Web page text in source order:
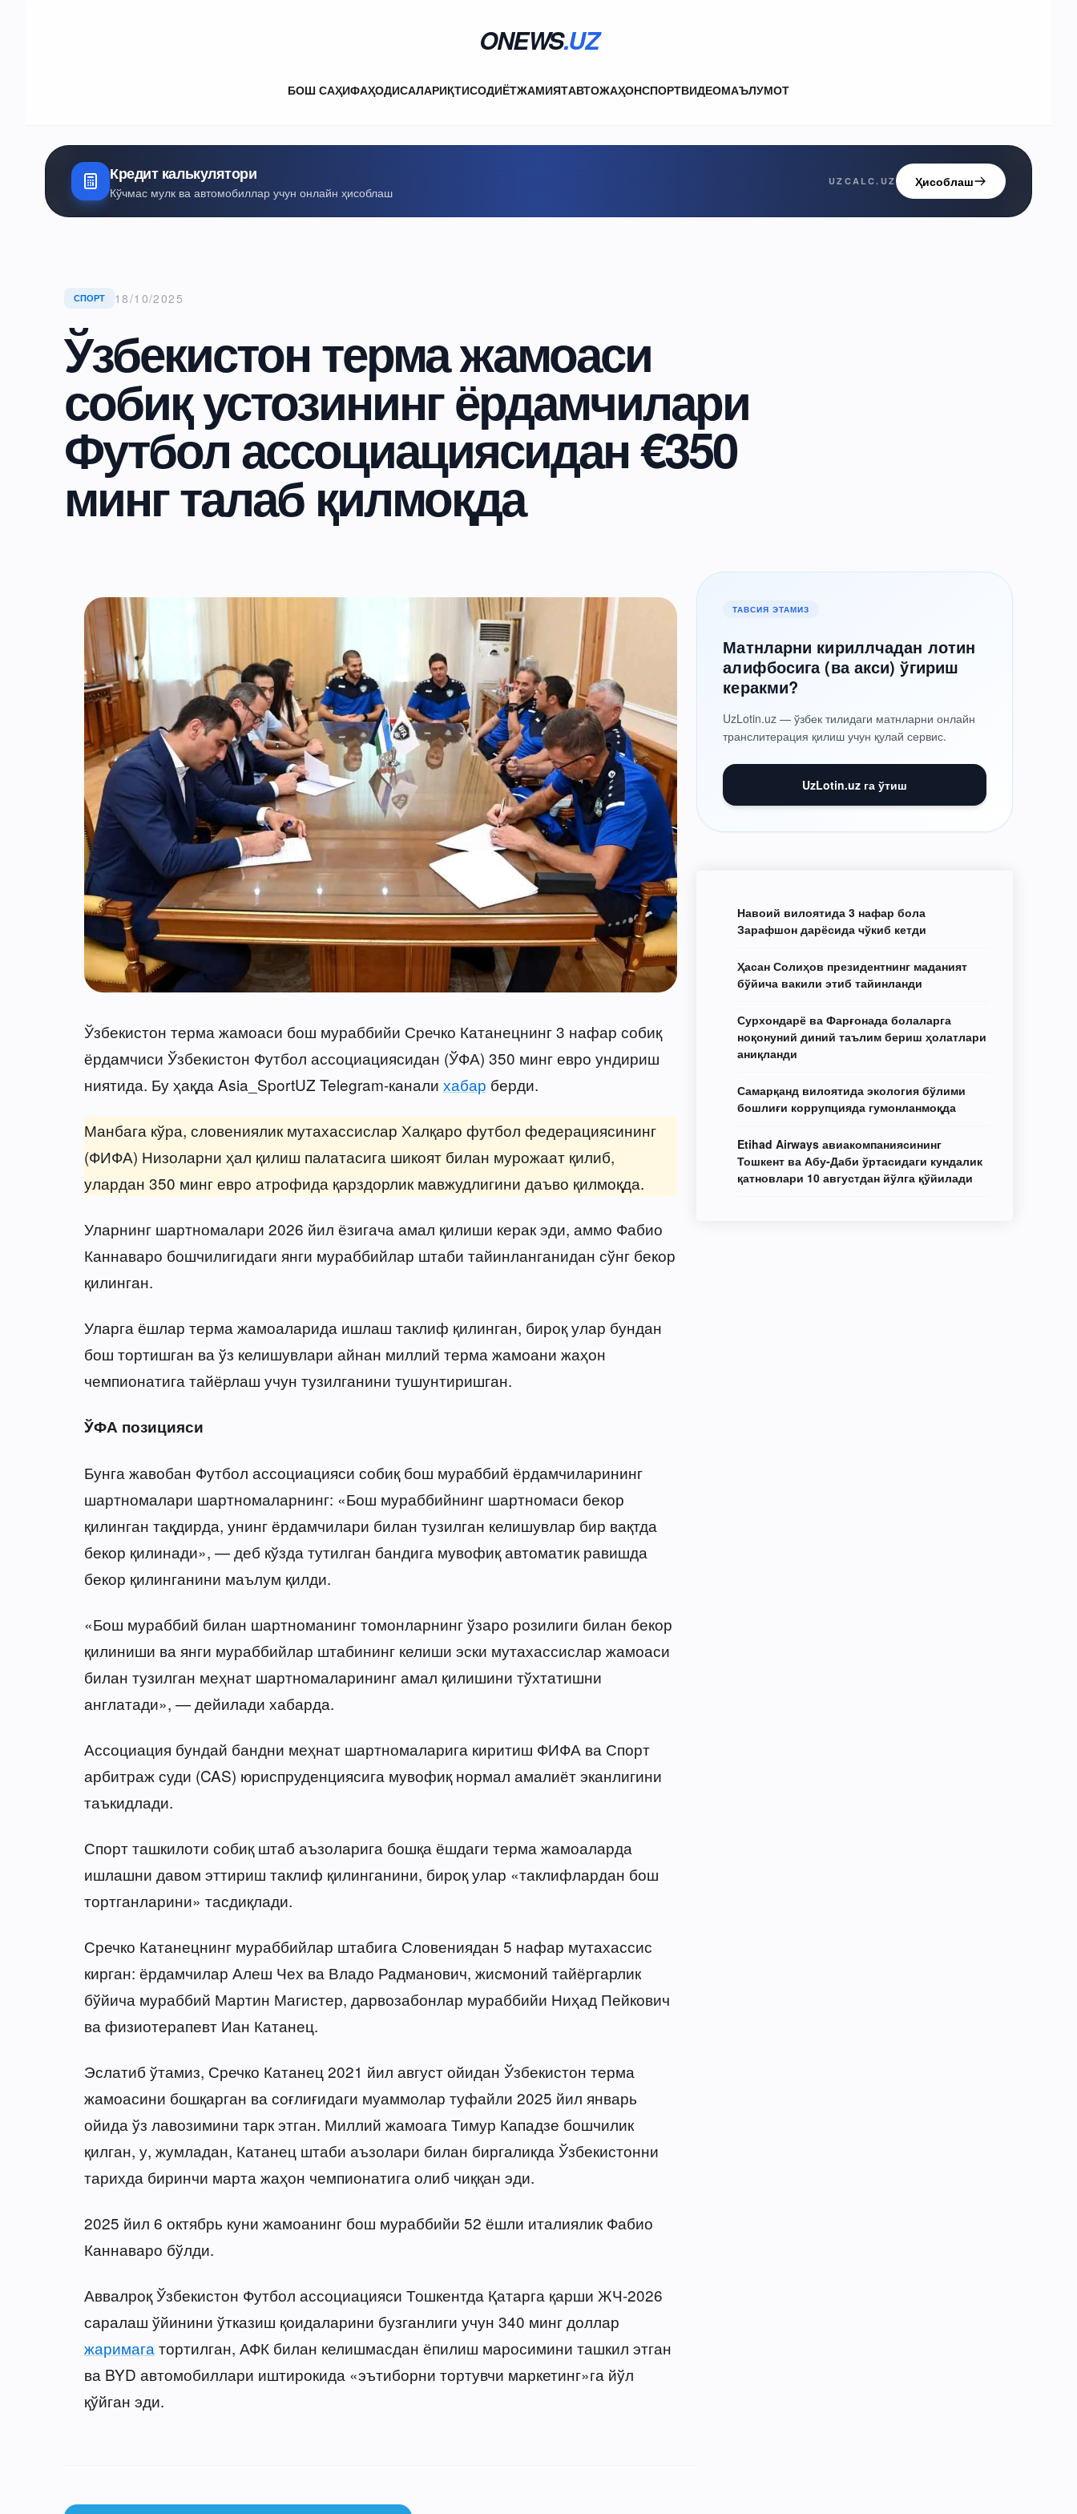
ONEWS.UZ
БОШ САҲИФАҲОДИСАЛАРИҚТИСОДИЁТЖАМИЯТАВТОЖАҲОНСПОРТВИДЕОМАЪЛУМОТ
Кредит калькулятори
Кўчмас мулк ва автомобиллар учун онлайн ҳисоблаш
UZCALC.UZ Ҳисоблаш
СПОРТ 18/10/2025
Ўзбекистон терма жамоаси
собиқ устозининг ёрдамчилари
Футбол ассоциациясидан €350
минг талаб қилмоқда
Ўзбекистон терма жамоаси бош мураббийи Сречко Катанецнинг 3 нафар собиқ
ёрдамчиси Ўзбекистон Футбол ассоциациясидан (ЎФА) 350 минг евро ундириш
ниятида. Бу ҳақда Asia_SportUZ Telegram-канали хабар берди.
Манбага кўра, словениялик мутахассислар Халқаро футбол федерациясининг
(ФИФА) Низоларни ҳал қилиш палатасига шикоят билан мурожаат қилиб,
улардан 350 минг евро атрофида қарздорлик мавжудлигини даъво қилмоқда.
Уларнинг шартномалари 2026 йил ёзигача амал қилиши керак эди, аммо Фабио
Каннаваро бошчилигидаги янги мураббийлар штаби тайинланганидан сўнг бекор
қилинган.
Уларга ёшлар терма жамоаларида ишлаш таклиф қилинган, бироқ улар бундан
бош тортишган ва ўз келишувлари айнан миллий терма жамоани жаҳон
чемпионатига тайёрлаш учун тузилганини тушунтиришган.
ЎФА позицияси
Бунга жавобан Футбол ассоциацияси собиқ бош мураббий ёрдамчиларининг
шартномалари шартномаларнинг: «Бош мураббийнинг шартномаси бекор
қилинган тақдирда, унинг ёрдамчилари билан тузилган келишувлар бир вақтда
бекор қилинади», — деб кўзда тутилган бандига мувофиқ автоматик равишда
бекор қилинганини маълум қилди.
«Бош мураббий билан шартноманинг томонларнинг ўзаро розилиги билан бекор
қилиниши ва янги мураббийлар штабининг келиши эски мутахассислар жамоаси
билан тузилган меҳнат шартномаларининг амал қилишини тўхтатишни
англатади», — дейилади хабарда.
Ассоциация бундай бандни меҳнат шартномаларига киритиш ФИФА ва Спорт
арбитраж суди (CAS) юриспруденциясига мувофиқ нормал амалиёт эканлигини
таъкидлади.
Спорт ташкилоти собиқ штаб аъзоларига бошқа ёшдаги терма жамоаларда
ишлашни давом эттириш таклиф қилинганини, бироқ улар «таклифлардан бош
тортганларини» тасдиқлади.
Сречко Катанецнинг мураббийлар штабига Словениядан 5 нафар мутахассис
кирган: ёрдамчилар Алеш Чех ва Владо Радманович, жисмоний тайёргарлик
бўйича мураббий Мартин Магистер, дарвозабонлар мураббийи Ниҳад Пейкович
ва физиотерапевт Иан Катанец.
Эслатиб ўтамиз, Сречко Катанец 2021 йил август ойидан Ўзбекистон терма
жамоасини бошқарган ва соғлиғидаги муаммолар туфайли 2025 йил январь
ойида ўз лавозимини тарк этган. Миллий жамоага Тимур Кападзе бошчилик
қилган, у, жумладан, Катанец штаби аъзолари билан биргаликда Ўзбекистонни
тарихда биринчи марта жаҳон чемпионатига олиб чиққан эди.
2025 йил 6 октябрь куни жамоанинг бош мураббийи 52 ёшли италиялик Фабио
Каннаваро бўлди.
Аввалроқ Ўзбекистон Футбол ассоциацияси Тошкентда Қатарга қарши ЖЧ-2026
саралаш ўйинини ўтказиш қоидаларини бузганлиги учун 340 минг доллар
жаримага тортилган, АФК билан келишмасдан ёпилиш маросимини ташкил этган
ва BYD автомобиллари иштирокида «эътиборни тортувчи маркетинг»га йўл
қўйган эди.
ТАВСИЯ ЭТАМИЗ
Матнларни кириллчадан лотин
алифбосига (ва акси) ўгириш
керакми?
UzLotin.uz — ўзбек тилидаги матнларни онлайн
транслитерация қилиш учун қулай сервис.
UzLotin.uz га ўтиш
Навоий вилоятида 3 нафар бола
Зарафшон дарёсида чўкиб кетди
Ҳасан Солиҳов президентнинг маданият
бўйича вакили этиб тайинланди
Сурхондарё ва Фарғонада болаларга
ноқонуний диний таълим бериш ҳолатлари
аниқланди
Самарқанд вилоятида экология бўлими
бошлиғи коррупцияда гумонланмоқда
Etihad Airways авиакомпаниясининг
Тошкент ва Абу-Даби ўртасидаги кундалик
қатновлари 10 августдан йўлга қўйилади